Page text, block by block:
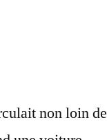
non loin de